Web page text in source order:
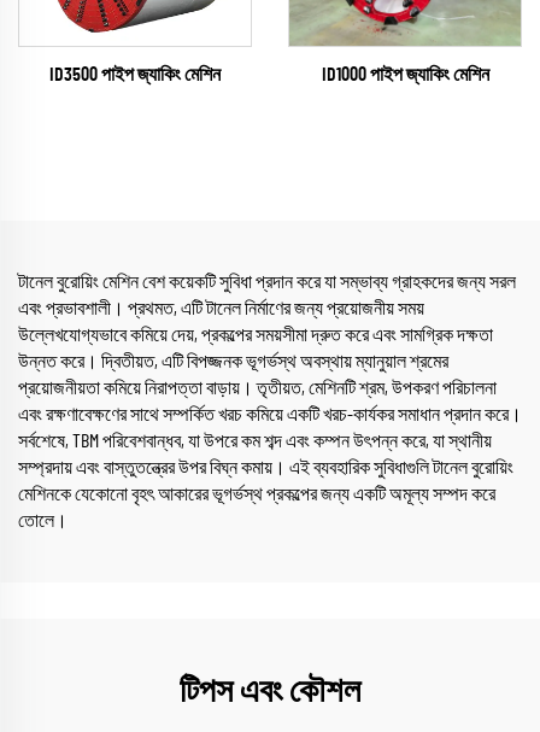
ID3500 পাইপ জ্যাকিং মেশিন ID1000 পাইপ জ্যাকিং মেশিন
টানেল বুরোয়িং মেশিন বেশ কয়েকটি সুবিধা প্রদান করে যা সম্ভাব্য গ্রাহকদের জন্য সরল
এবং প্রভাবশালী। প্রথমত, এটি টানেল নির্মাণের জন্য প্রয়োজনীয় সময়
উল্লেখযোগ্যভাবে কমিয়ে দেয়, প্রকল্পের সময়সীমা দ্রুত করে এবং সামগ্রিক দক্ষতা
উন্নত করে। দ্বিতীয়ত, এটি বিপজ্জনক ভূগর্ভস্থ অবস্থায় ম্যানুয়াল শ্রমের
প্রয়োজনীয়তা কমিয়ে নিরাপত্তা বাড়ায়। তৃতীয়ত, মেশিনটি শ্রম, উপকরণ পরিচালনা
এবং রক্ষণাবেক্ষণের সাথে সম্পর্কিত খরচ কমিয়ে একটি খরচ-কার্যকর সমাধান প্রদান করে।
সর্বশেষে, TBM পরিবেশবান্ধব, যা উপরে কম শব্দ এবং কম্পন উৎপন্ন করে, যা স্থানীয়
সম্প্রদায় এবং বাস্তুতন্ত্রের উপর বিঘ্ন কমায়। এই ব্যবহারিক সুবিধাগুলি টানেল বুরোয়িং
মেশিনকে যেকোনো বৃহৎ আকারের ভূগর্ভস্থ প্রকল্পের জন্য একটি অমূল্য সম্পদ করে
তোলে।
টিপস এবং কৌশল